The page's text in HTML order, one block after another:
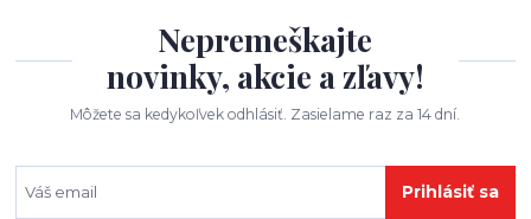
Nepremeškajte
novinky, akcie a zľavy!
Môžete sa kedykoľvek odhlásiť. Zasielame raz za 14 dní.
Prihlásiť sa